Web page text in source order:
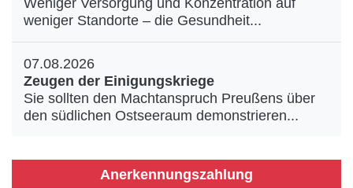
Weniger Versorgung und Konzentration auf
weniger Standorte – die Gesundheit...
07.08.2026
Zeugen der Einigungskriege
Sie sollten den Machtanspruch Preußens über
den südlichen Ostseeraum demonstrieren...
Anerkennungszahlung